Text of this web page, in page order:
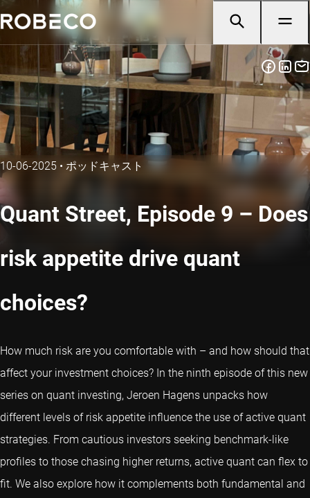
10-06-2025 • ポッドキャスト
Quant Street, Episode 9 – Does
risk appetite drive quant
choices?
How much risk are you comfortable with – and how should that
affect your investment choices? In the ninth episode of this new
series on quant investing, Jeroen Hagens unpacks how
different levels of risk appetite influence the use of active quant
strategies. From cautious investors seeking benchmark-like
profiles to those chasing higher returns, active quant can flex to
fit. We also explore how it complements both fundamental and